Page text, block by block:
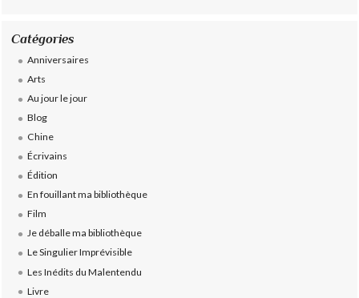
Catégories
Anniversaires
Arts
Au jour le jour
Blog
Chine
Écrivains
Édition
En fouillant ma bibliothèque
Film
Je déballe ma bibliothèque
Le Singulier Imprévisible
Les Inédits du Malentendu
Livre